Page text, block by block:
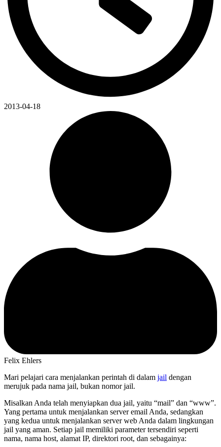
2013-04-18
Felix Ehlers
Mari pelajari cara menjalankan perintah di dalam jail dengan
merujuk pada nama jail, bukan nomor jail.
Misalkan Anda telah menyiapkan dua jail, yaitu “mail” dan “www”.
Yang pertama untuk menjalankan server email Anda, sedangkan
yang kedua untuk menjalankan server web Anda dalam lingkungan
jail yang aman. Setiap jail memiliki parameter tersendiri seperti
nama, nama host, alamat IP, direktori root, dan sebagainya: